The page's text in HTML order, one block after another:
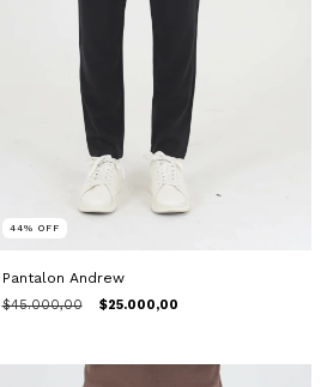
44% OFF
Pantalon Andrew
$45.000,00 $25.000,00